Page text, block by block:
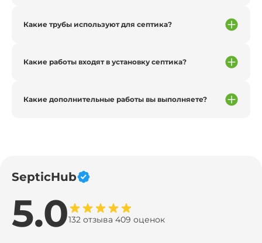
Какие трубы используют для септика?
Какие работы входят в установку септика?
Какие дополнительные работы вы выполняете?
SepticHub
5.0132 отзыва 409 оценок